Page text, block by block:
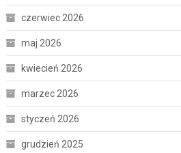
czerwiec 2026
maj 2026
kwiecień 2026
marzec 2026
styczeń 2026
grudzień 2025